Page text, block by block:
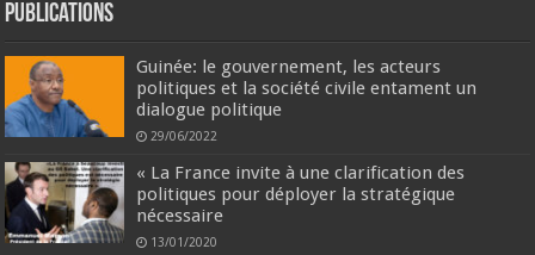
Publications
Guinée: le gouvernement, les acteurs
politiques et la société civile entament un
dialogue politique
29/06/2022
« La France invite à une clarification des
politiques pour déployer la stratégique
nécessaire
13/01/2020